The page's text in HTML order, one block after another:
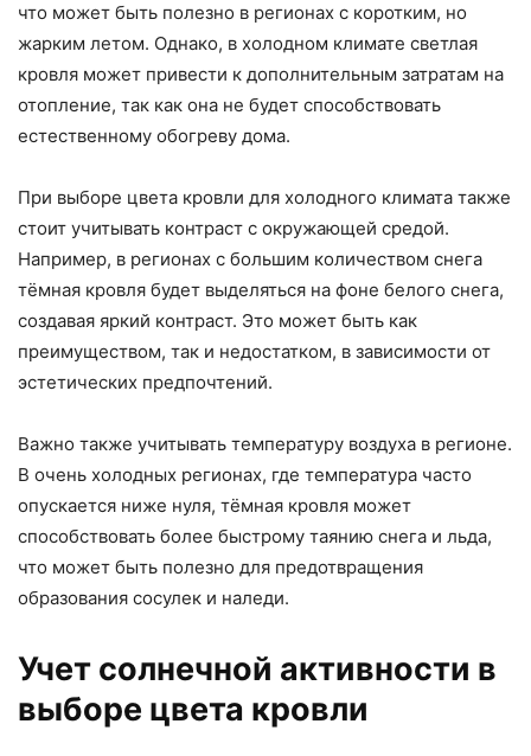
что может быть полезно в регионах с коротким, но
жарким летом. Однако, в холодном климате светлая
кровля может привести к дополнительным затратам на
отопление, так как она не будет способствовать
естественному обогреву дома.
При выборе цвета кровли для холодного климата также
стоит учитывать контраст с окружающей средой.
Например, в регионах с большим количеством снега
тёмная кровля будет выделяться на фоне белого снега,
создавая яркий контраст. Это может быть как
преимуществом, так и недостатком, в зависимости от
эстетических предпочтений.
Важно также учитывать температуру воздуха в регионе.
В очень холодных регионах, где температура часто
опускается ниже нуля, тёмная кровля может
способствовать более быстрому таянию снега и льда,
что может быть полезно для предотвращения
образования сосулек и наледи.
Учет солнечной активности в
выборе цвета кровли